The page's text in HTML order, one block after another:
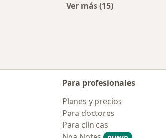
Ver más (15)
Para profesionales
Planes y precios
Para doctores
Para clinicas